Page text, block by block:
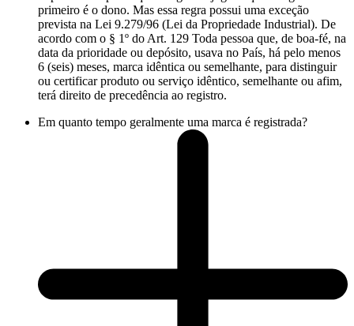
primeiro é o dono. Mas essa regra possui uma exceção
prevista na Lei 9.279/96 (Lei da Propriedade Industrial). De
acordo com o § 1º do Art. 129 Toda pessoa que, de boa-fé, na
data da prioridade ou depósito, usava no País, há pelo menos
6 (seis) meses, marca idêntica ou semelhante, para distinguir
ou certificar produto ou serviço idêntico, semelhante ou afim,
terá direito de precedência ao registro.
Em quanto tempo geralmente uma marca é registrada?